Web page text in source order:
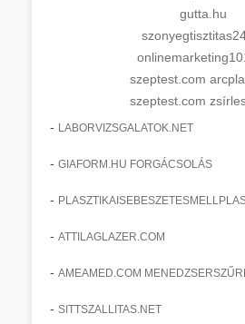
gutta.hu
szeptest.com
szeptest.com
- LABORVIZSGALATOK.NET
- GIAFORM.HU FORGÁCSOLÁS
-
- ATTILAGLAZER.COM
- AMEAMED.COM
- SITTSZALLITAS.NET